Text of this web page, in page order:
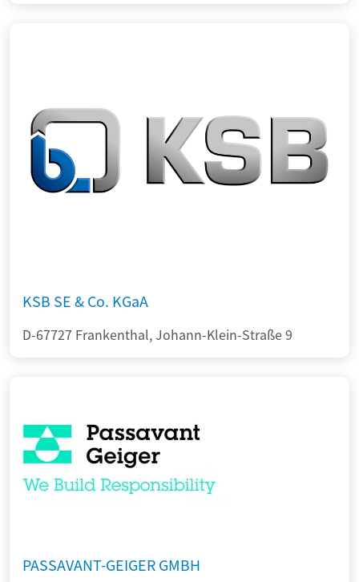
KSB SE & Co. KGaA
D-67727 Frankenthal, Johann-Klein-Straße 9
PASSAVANT-GEIGER GMBH